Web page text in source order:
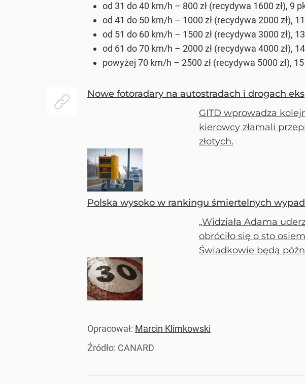
od 31 do 40 km/h – 800 zł (recydywa 1600 zł), 9
od 41 do 50 km/h – 1000 zł (recydywa 2000 zł),
od 51 do 60 km/h – 1500 zł (recydywa 3000 zł),
od 61 do 70 km/h – 2000 zł (recydywa 4000 zł),
powyżej 70 km/h – 2500 zł (recydywa 5000 zł),
Nowe fotoradary na autostradach i drogach
GITD wprowadza
kierowcy złamali
złotych.
Polska wysoko w rankingu śmiertelnych
„Widziała Adama
obróciło się o sto
Świadkowie będą
Opracował: Marcin Klimkowski
Źródło: CANARD